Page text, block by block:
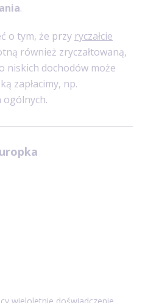
.
o tym, że przy ryczałcie
również zryczałtowaną,
niskich dochodów może
zapłacimy, np.
ogólnych.
wieloletnie doświadczenie